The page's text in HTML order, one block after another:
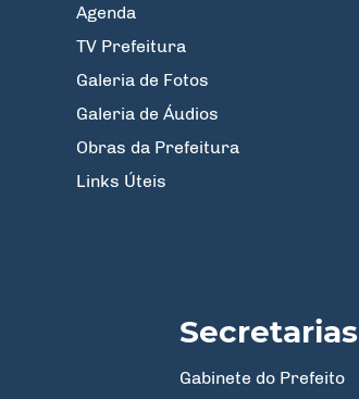
Agenda
TV Prefeitura
Galeria de Fotos
Galeria de Áudios
Obras da Prefeitura
Links Úteis
Secretarias
Gabinete do Prefeito